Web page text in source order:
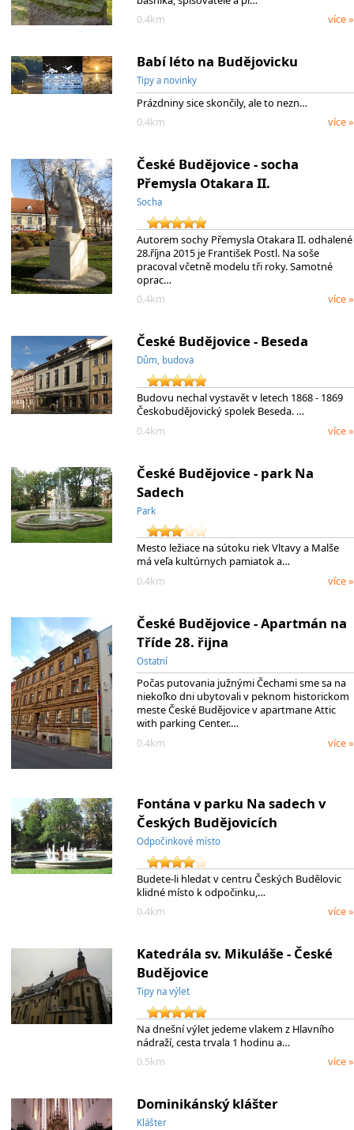
0.4km
více »
Babí léto na Budějovicku
Tipy a novinky
Prázdniny sice skončily, ale to nezn…
0.4km
více »
České Budějovice - socha
Přemysla Otakara II.
Socha
Autorem sochy Přemysla Otakara II. odhalené
28.října 2015 je František Postl. Na soše
pracoval včetně modelu tři roky. Samotné
oprac…
0.4km
více »
České Budějovice - Beseda
Dům, budova
Budovu nechal vystavět v letech 1868 - 1869
Českobudějovický spolek Beseda. …
0.4km
více »
České Budějovice - park Na
Sadech
Park
Mesto ležiace na sútoku riek Vltavy a Malše
má veľa kultúrnych pamiatok a…
0.4km
více »
České Budějovice - Apartmán na
Tříde 28. řijna
Ostatní
Počas putovania južnými Čechami sme sa na
niekoľko dni ubytovali v peknom historickom
meste České Budějovice v apartmane Attic
with parking Center.…
0.4km
více »
Fontána v parku Na sadech v
Českých Budějovicích
Odpočinkové místo
Budete-li hledat v centru Českých Budělovic
klidné místo k odpočinku,…
0.4km
více »
Katedrála sv. Mikuláše - České
Budějovice
Tipy na výlet
Na dnešní výlet jedeme vlakem z Hlavního
nádraží, cesta trvala 1 hodinu a…
0.5km
více »
Dominikánský klášter
Klášter